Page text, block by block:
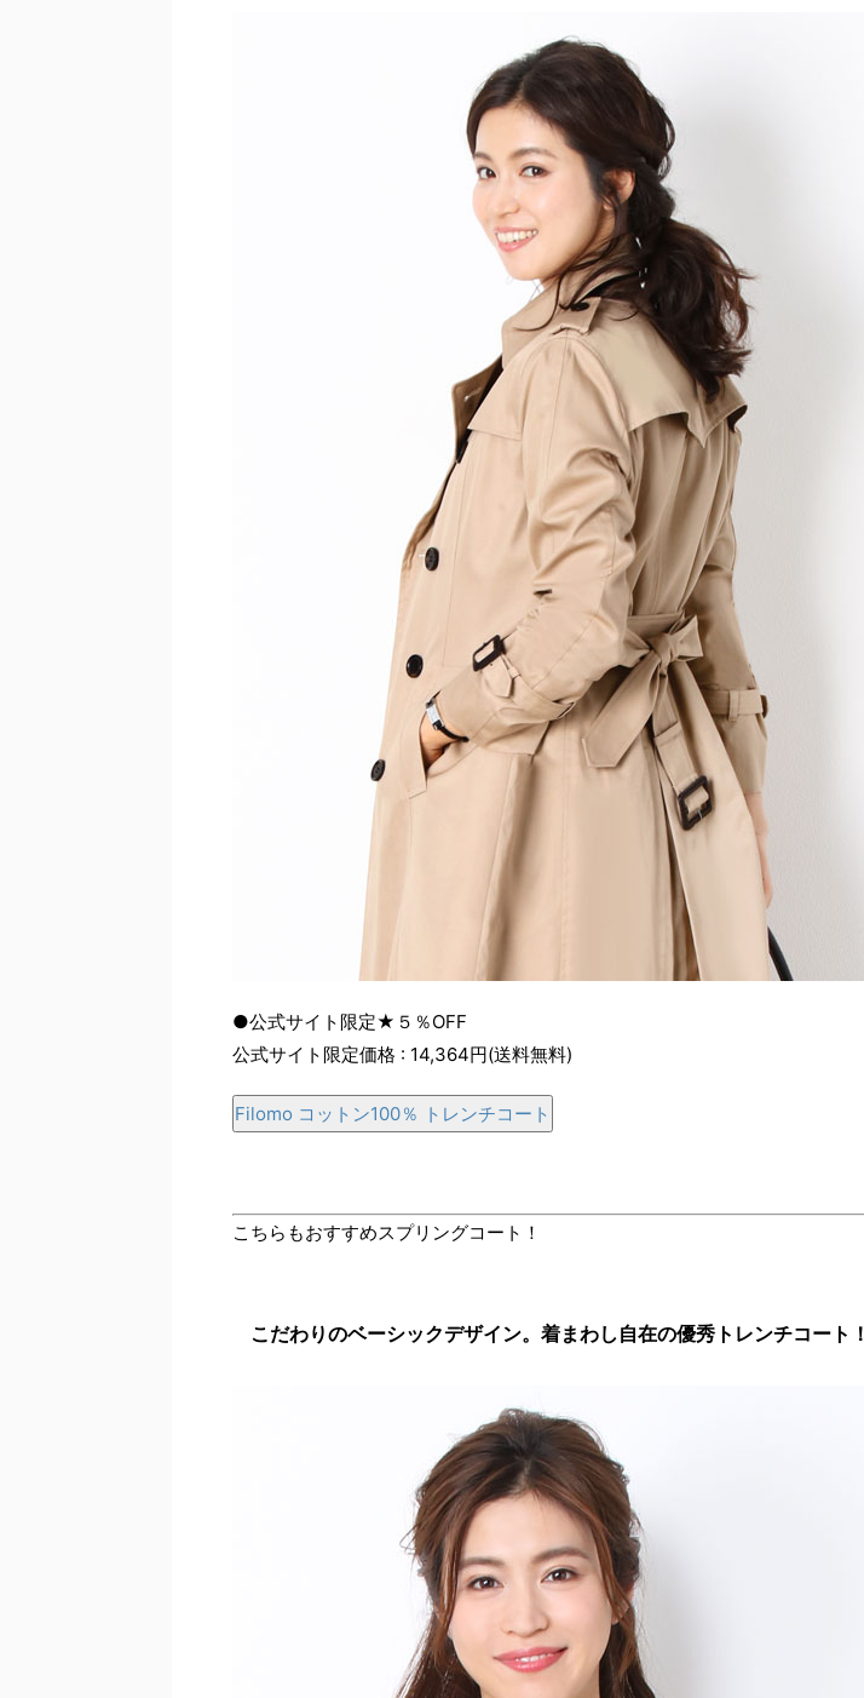
●公式サイト限定★５％OFF
公式サイト限定価格 : 14,364円(送料無料)
Filomo コットン100％ トレンチコート
こちらもおすすめスプリングコート！
こだわりのベーシックデザイン。着まわし自在の優秀トレンチコート！